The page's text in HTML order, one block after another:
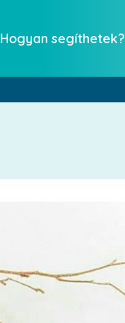
Hogyan segíthetek?